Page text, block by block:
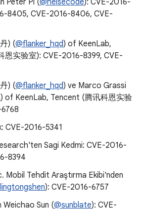
Peter Pi (@heisecode): CVE-2016-
8405, CVE-2016-8406, CVE-
) (@flanker_hqd) of KeenLab,
恩实验室): CVE-2016-8399, CVE-
) (@flanker_hqd) ve Marco Grassi
) of KeenLab, Tencent (腾讯科恩实验
CVE-2016-5341
Sagi Kedmi: CVE-2016-
8394
Mobil Tehdit Araştırma Ekibi'nden
): CVE-2016-6757
Weichao Sun (@sunblate): CVE-